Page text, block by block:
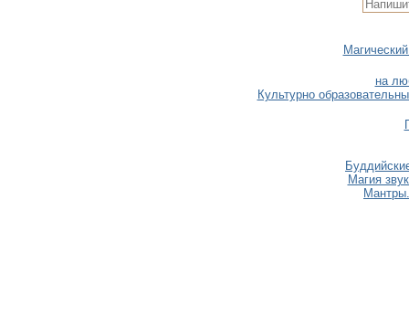
на
Культурно
Магия